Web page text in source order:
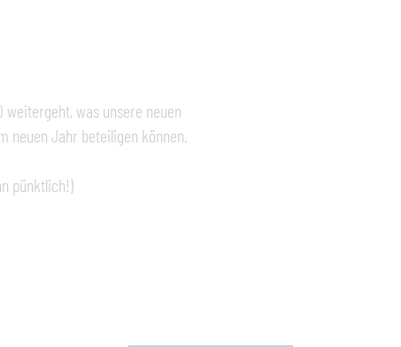
was unsere neuen
neuen Jahr beteiligen können.
pünktlich!)